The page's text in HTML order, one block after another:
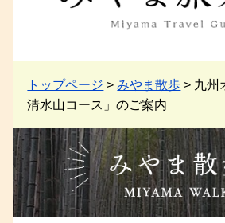
トップページ >みやま散歩 > 九州
清水山コース」のご案内